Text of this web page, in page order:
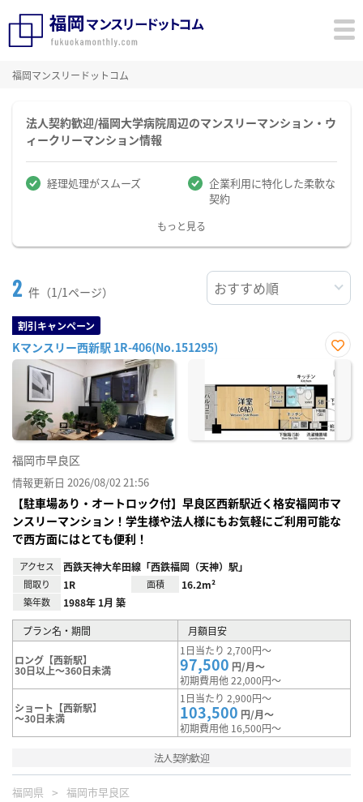
福岡マンスリードットコム
法人契約歓迎/福岡大学病院周辺のマンスリーマンション・ウ
ィークリーマンション情報
経理処理がスムーズ
企業利用に特化した柔軟な
契約
もっと見る
2 件（1/1ページ）
割引キャンペーン
Kマンスリー西新駅 1R-406(No.151295)
お気
に入
り登
録
福岡市早良区
情報更新日 2026/08/02 21:56
【駐車場あり・オートロック付】早良区西新駅近く格安福岡市マ
ンスリーマンション！学生様や法人様にもお気軽にご利用可能な
で西方面にはとても便利！
アクセス 西鉄天神大牟田線「西鉄福岡（天神）駅」
間取り 1R 面積 16.2m²
築年数 1988年 1月 築
プラン名・期間 月額目安
ロング【西新駅】
30日以上～360日未満
1日当たり 2,700円～
97,500 円/月～
初期費用他 22,000円～
ショート【西新駅】
～30日未満
1日当たり 2,900円～
103,500 円/月～
初期費用他 16,500円～
法人契約歓迎
福岡県 福岡市早良区